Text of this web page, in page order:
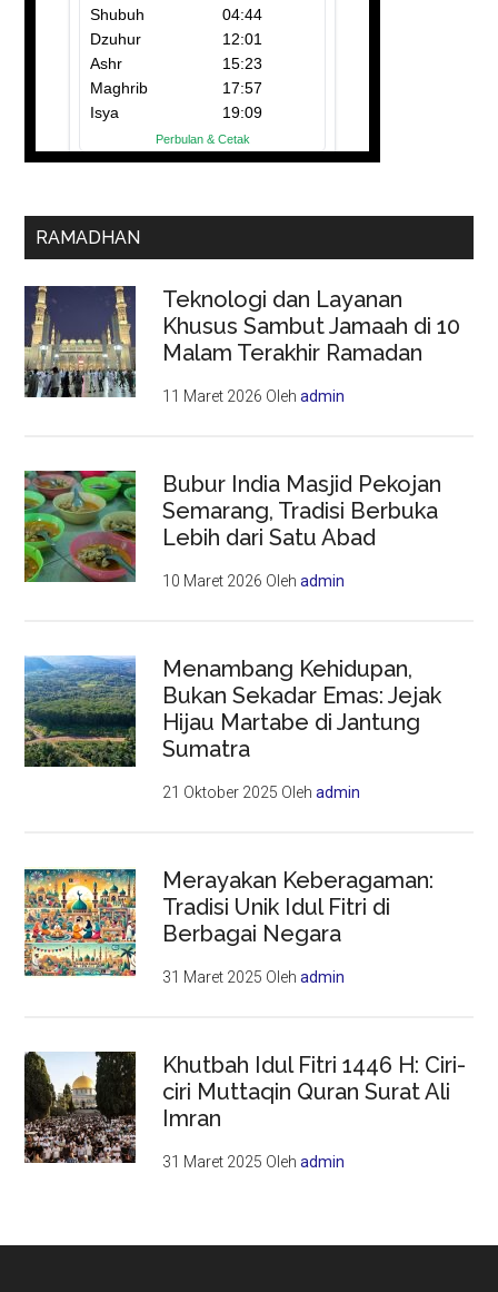
RAMADHAN
Teknologi dan Layanan
Khusus Sambut Jamaah di 10
Malam Terakhir Ramadan
11 Maret 2026 Olehadmin
Bubur India Masjid Pekojan
Semarang, Tradisi Berbuka
Lebih dari Satu Abad
10 Maret 2026 Olehadmin
Menambang Kehidupan,
Bukan Sekadar Emas: Jejak
Hijau Martabe di Jantung
Sumatra
21 Oktober 2025 Olehadmin
Merayakan Keberagaman:
Tradisi Unik Idul Fitri di
Berbagai Negara
31 Maret 2025 Olehadmin
Khutbah Idul Fitri 1446 H: Ciri-
ciri Muttaqin Quran Surat Ali
Imran
31 Maret 2025 Olehadmin